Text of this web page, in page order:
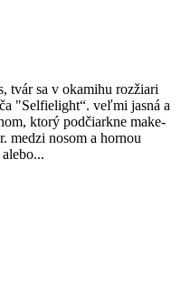
tvár sa v okamihu rozžiari
"Selfielight“. veľmi jasná a
ktorý podčiarkne make-
medzi nosom a hornou